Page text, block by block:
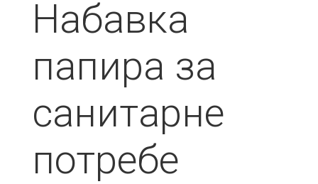
Набавка
папира за
санитарне
потребе